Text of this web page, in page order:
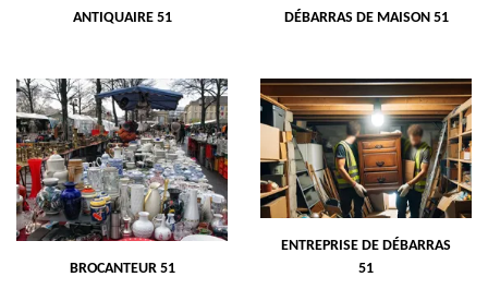
ANTIQUAIRE 51 DÉBARRAS DE MAISON 51
BROCANTEUR 51
ENTREPRISE DE DÉBARRAS
51